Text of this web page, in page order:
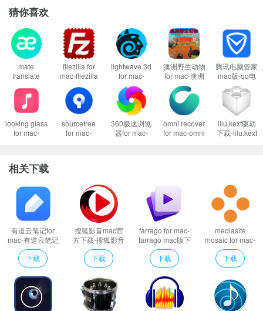
打不开XX软件，因为Apple无法检查其是否包含恶意软件
当你遇到上述问题的时候：
1、首先这样设置试试：
开启任何来源
到这里一般情况下应用都可以运行了。
然而有的应用开启了任何来源还是不行，这是因为苹果进一步收缩了对未
签名应用的权限，这时候就需要通过过“终端”执行命令行代码来绕过应用签名认
证。
2、执行命令绕过苹果的公证Gatekeeper：
Mac打开应用提示已损坏怎么办
以上操作如果还不能解决，那就需要关闭SIP系统完整性保护才可以了。
软件特色
Missive Mac版目前只支持在Gmail账号上运行，但你可以同时连接多个账
户。除了通常的电子邮件和聊天管理选项，应用允许您按标签或把重要的项目
固定在侧边栏上。连接到你的Gmail账户，开始查看你的最新邮件。马上，Miss
ive将提示您的Gmail证书，并设置至少一个帐户来访问它的接口。你所有账户
的收件箱将随时可见，你可以阅读邮件、写新邮件或开始对话。
猜你喜欢
mate
translate
单栏翻译软件
filezilla for
mac-filezilla
mac中文版下
载 v3.62.0
lightwave 3d
for mac-
lightwave 3d
mac版下载
v2020.0.2
澳洲野生动物
for mac-澳洲
野生动物mac
版下载 v2.1
腾讯电脑管家
mac版-qq电
脑管家mac版
下载 v2.4.16
官方版
looking glass
for mac-
sourcetree
for mac-
360极速浏览
器for mac-
omni recover
for mac-omni
lilu.kext驱动
下载-lilu.kext
相关下载
有道云笔记for
mac-有道云笔记
mac版下载
v7.1.11
下载
搜狐影音mac官
方下载-搜狐影音
mac版下载 v6.8
下载
farrago for mac-
farrago mac版下
载 v1.6.7
下载
mediasite
mosaic for mac-
mediasite
mosaic mac版下
载 v2.1.23
下载